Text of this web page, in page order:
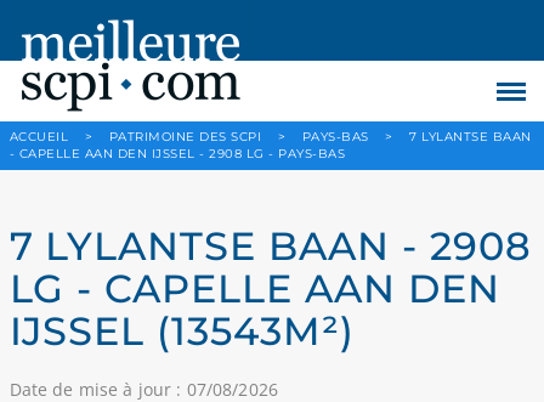
ACCUEIL > PATRIMOINE DES SCPI > PAYS-BAS >
7 LYLANTSE BAAN
- CAPELLE AAN DEN IJSSEL - 2908 LG - PAYS-BAS
7 LYLANTSE BAAN - 2908
LG - CAPELLE AAN DEN
IJSSEL (13543M²)
Date de mise à jour : 07/08/2026